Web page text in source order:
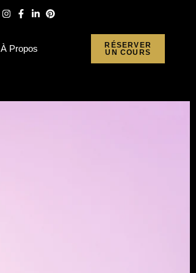
À Propos
RÉSERVER
UN COURS